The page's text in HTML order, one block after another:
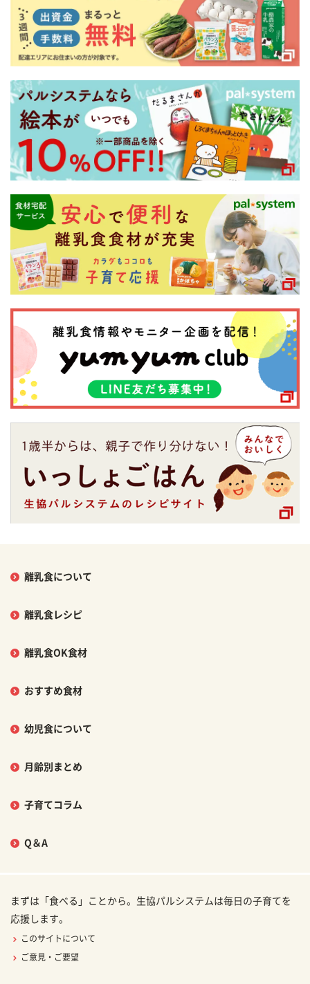
離乳食について
離乳食レシピ
離乳食OK食材
おすすめ食材
幼児食について
月齢別まとめ
子育てコラム
Q＆A
まずは「食べる」ことから。生協パルシステムは毎日の子育てを
応援します。
このサイトについて
ご意見・ご要望